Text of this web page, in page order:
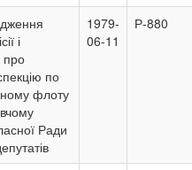
і
про
по
флоту
Ради
1979-
06-11
Р-880